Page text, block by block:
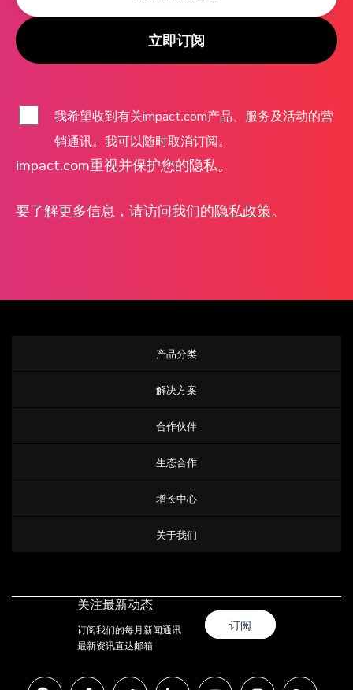
立即订阅
我希望收到有关impact.com产品、服务及活动的营
销通讯。我可以随时取消订阅。
impact.com重视并保护您的隐私。
要了解更多信息，请访问我们的隐私政策。
产品分类
解决方案
合作伙伴
生态合作
增长中心
关于我们
关注最新动态
订阅我们的每月新闻通讯
最新资讯直达邮箱
订阅